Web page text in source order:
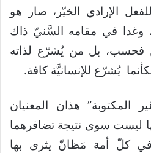
الإرادي الخيّر، صار هو
وغدا في مقامه السَّنيّ ذاك
فحسب، بل من يُشرّع لذاته
يُشرّع للإنسانيَّة كافة.
المكتوبة” هذان المعنيان
ليست سوى نتيجة تضافرهما
في كلّ أمة مَظانّ يثرى بها